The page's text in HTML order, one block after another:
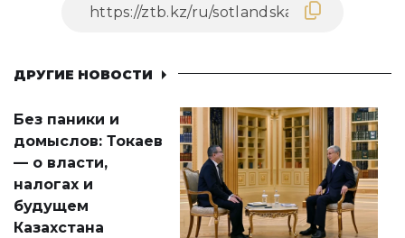
ДРУГИЕ НОВОСТИ
Без паники и
домыслов: Токаев
— о власти,
налогах и
будущем
Казахстана